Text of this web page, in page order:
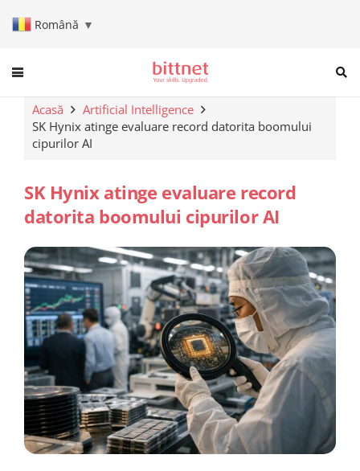
Română ▼
When autocomplete results
Acasă
Artificial Intelligence
SK Hynix atinge evaluare record datorita boomului
cipurilor AI
SK Hynix atinge evaluare record
datorita boomului cipurilor AI